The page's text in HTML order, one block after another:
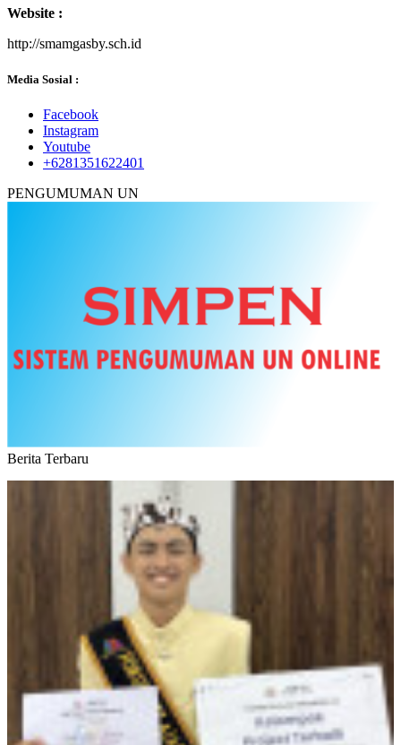
Website :
http://smamgasby.sch.id
Media Sosial :
Facebook
Instagram
Youtube
+6281351622401
PENGUMUMAN UN
Berita Terbaru